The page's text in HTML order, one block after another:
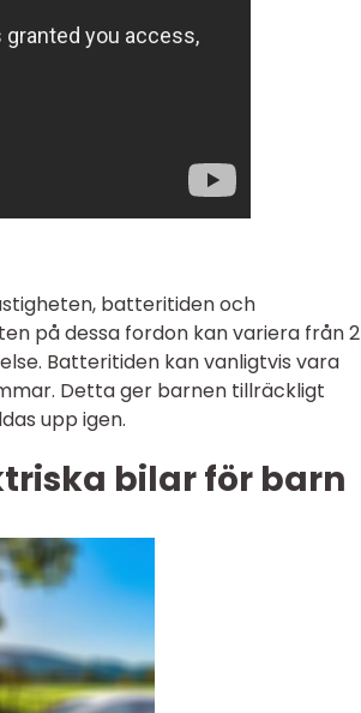
batteritiden och
på dessa fordon kan variera från 2
Batteritiden kan vanligtvis vara
Detta ger barnen tillräckligt
upp igen.
bilar för barn